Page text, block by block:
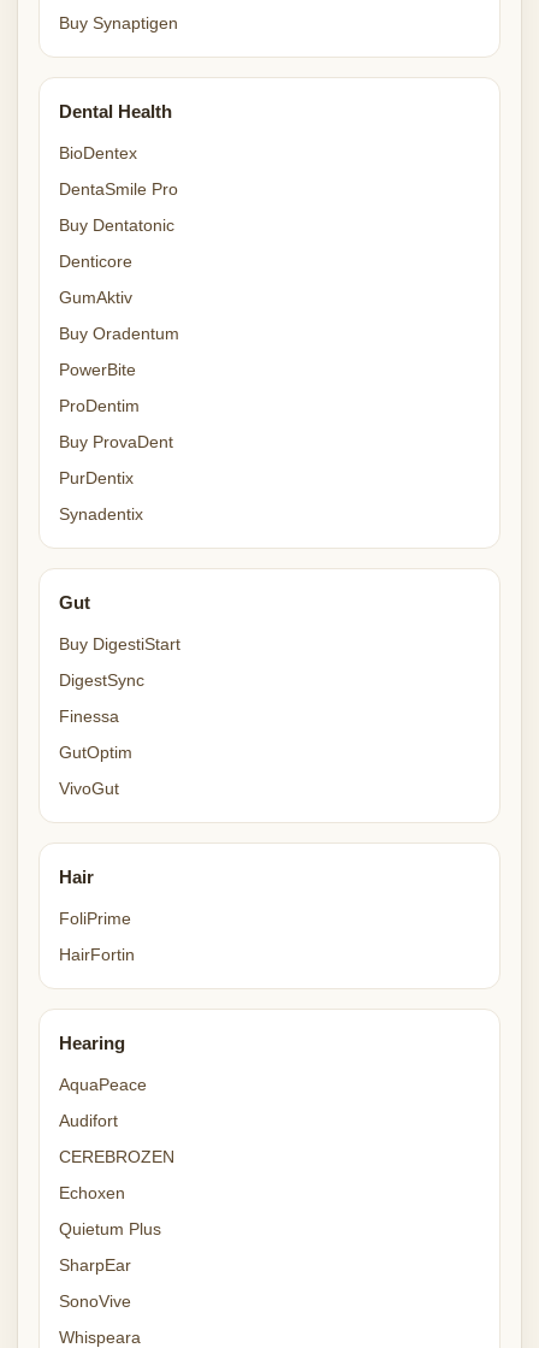
Buy Synaptigen
Dental Health
BioDentex
DentaSmile Pro
Buy Dentatonic
Denticore
GumAktiv
Buy Oradentum
PowerBite
ProDentim
Buy ProvaDent
PurDentix
Synadentix
Gut
Buy DigestiStart
DigestSync
Finessa
GutOptim
VivoGut
Hair
FoliPrime
HairFortin
Hearing
AquaPeace
Audifort
CEREBROZEN
Echoxen
Quietum Plus
SharpEar
SonoVive
Whispeara